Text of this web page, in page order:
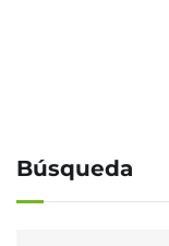
Búsqueda